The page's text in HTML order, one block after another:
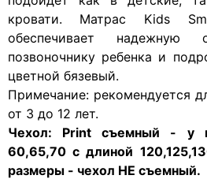
кровати. Матрас Kids
обеспечивает надежную
позвоночнику ребенка и
цветной бязевый.
Примечание: рекомендуется
от 3 до 12 лет.
Чехол: Print съемный - у
60,65,70 с длиной
размеры- чехол НЕ съемный.